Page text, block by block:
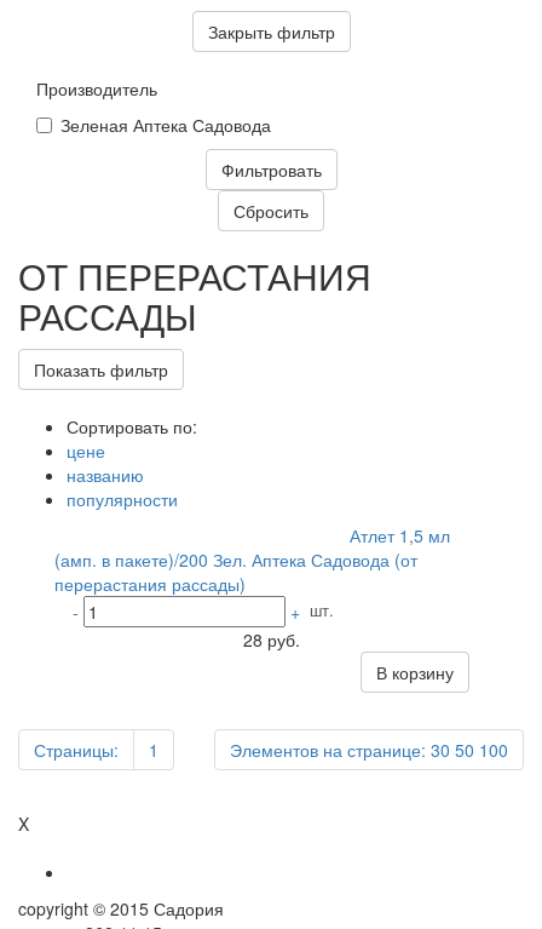
Закрыть фильтр
Производитель
Зеленая Аптека Садовода
ОТ ПЕРЕРАСТАНИЯ
РАССАДЫ
Показать фильтр
Сортировать по:
цене
названию
популярности
Атлет 1,5 мл
(амп. в пакете)/200 Зел. Аптека Садовода (от
перерастания рассады)
-
+ шт.
28 руб.
В корзину
Элементов на странице: 30 50 100
Страницы: 1
X
copyright © 2015 Садория